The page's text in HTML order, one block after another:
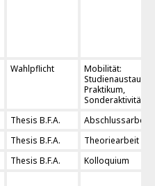
Wahlpflicht
Mobilität:
Praktikum,
Sonderaktivitäten
Thesis B.F.A.
Abschlussarbeit
Thesis B.F.A.
Theoriearbeit
Thesis B.F.A.
Kolloquium